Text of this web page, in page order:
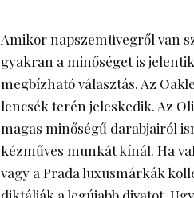
Amikor napszemüvegről van
gyakran a minőséget is
megbízható választás. Az
lencsék terén jeleskedik. Az
magas minőségű darabjairól
kézműves munkát kínál. Ha
vagy a Prada luxusmárkák